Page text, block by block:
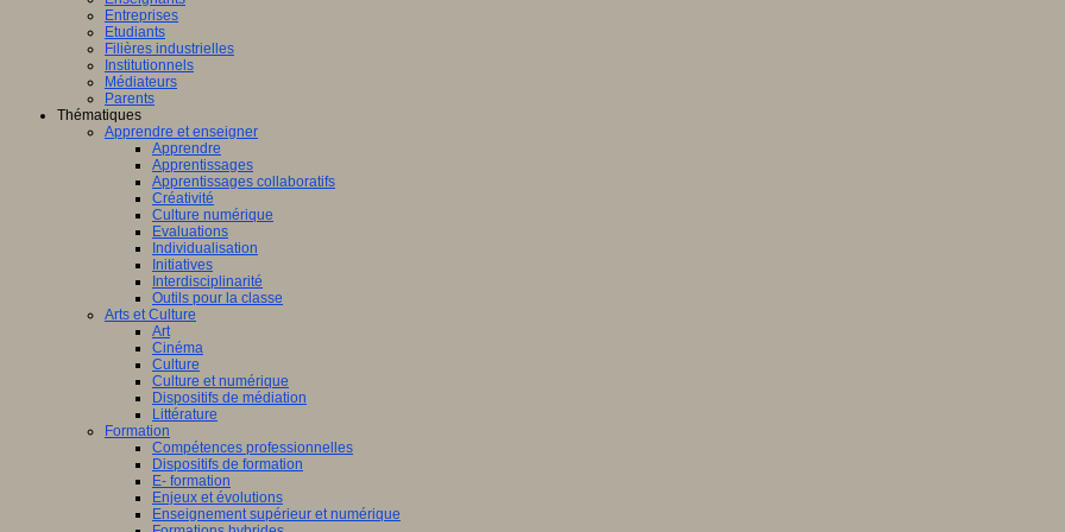
Entreprises
Etudiants
Filières industrielles
Institutionnels
Médiateurs
Parents
Thématiques
Apprendre et enseigner
Apprendre
Apprentissages
Apprentissages collaboratifs
Créativité
Culture numérique
Evaluations
Individualisation
Initiatives
Interdisciplinarité
Outils pour la classe
Arts et Culture
Art
Cinéma
Culture
Culture et numérique
Dispositifs de médiation
Littérature
Formation
Compétences professionnelles
Dispositifs de formation
E- formation
Enjeux et évolutions
Enseignement supérieur et numérique